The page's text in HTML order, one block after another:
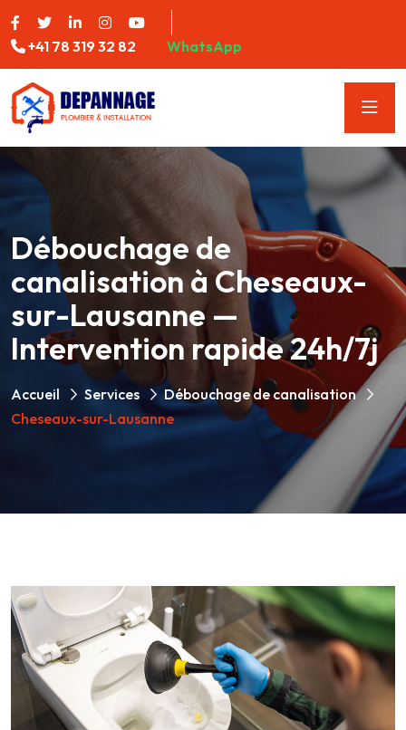
+41 78 319 32 82 WhatsApp
Débouchage de
canalisation à Cheseaux-
sur-Lausanne —
Intervention rapide 24h/7j
Accueil Services
Débouchage de canalisation
Cheseaux-sur-Lausanne